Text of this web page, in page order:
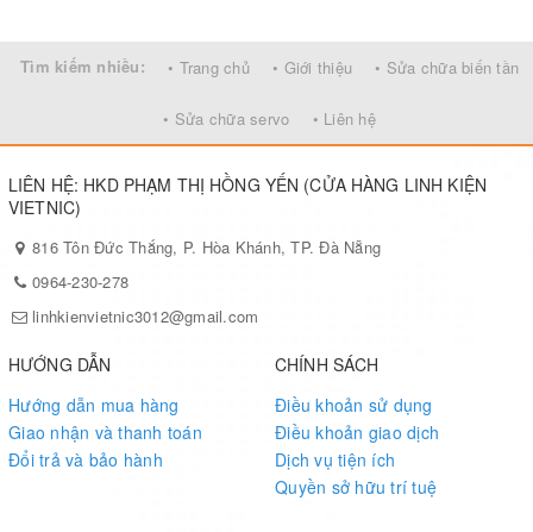
Tìm kiếm nhiều: • Trang chủ • Giới thiệu • Sửa chữa biến tần
• Sửa chữa servo • Liên hệ
LIÊN HỆ: HKD PHẠM THỊ HỒNG YẾN (CỬA HÀNG LINH KIỆN
VIETNIC)
816 Tôn Đức Thắng, P. Hòa Khánh, TP. Đà Nẵng
0964-230-278
linhkienvietnic3012@gmail.com
HƯỚNG DẪN
Hướng dẫn mua hàng
Giao nhận và thanh toán
Đổi trả và bảo hành
CHÍNH SÁCH
Điều khoản sử dụng
Điều khoản giao dịch
Dịch vụ tiện ích
Quyền sở hữu trí tuệ